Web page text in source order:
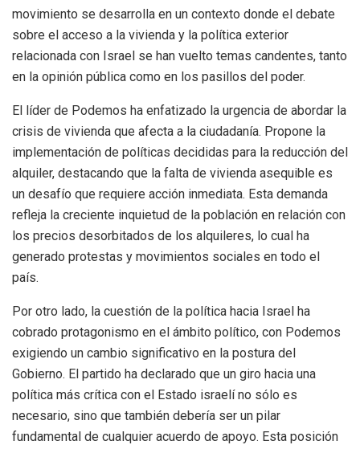
movimiento se desarrolla en un contexto donde el debate
sobre el acceso a la vivienda y la política exterior
relacionada con Israel se han vuelto temas candentes, tanto
en la opinión pública como en los pasillos del poder.
El líder de Podemos ha enfatizado la urgencia de abordar la
crisis de vivienda que afecta a la ciudadanía. Propone la
implementación de políticas decididas para la reducción del
alquiler, destacando que la falta de vivienda asequible es
un desafío que requiere acción inmediata. Esta demanda
refleja la creciente inquietud de la población en relación con
los precios desorbitados de los alquileres, lo cual ha
generado protestas y movimientos sociales en todo el
país.
Por otro lado, la cuestión de la política hacia Israel ha
cobrado protagonismo en el ámbito político, con Podemos
exigiendo un cambio significativo en la postura del
Gobierno. El partido ha declarado que un giro hacia una
política más crítica con el Estado israelí no sólo es
necesario, sino que también debería ser un pilar
fundamental de cualquier acuerdo de apoyo. Esta posición